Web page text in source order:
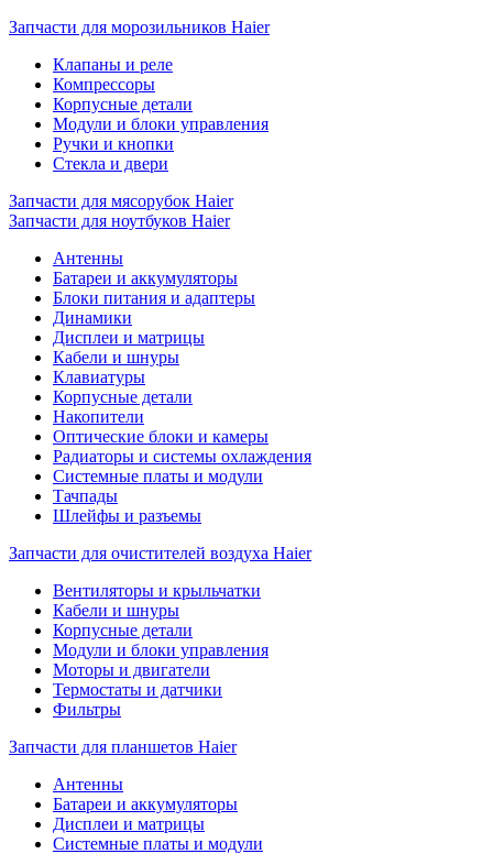
Запчасти для морозильников Haier
Клапаны и реле
Компрессоры
Корпусные детали
Модули и блоки управления
Ручки и кнопки
Стекла и двери
Запчасти для мясорубок Haier
Запчасти для ноутбуков Haier
Антенны
Батареи и аккумуляторы
Блоки питания и адаптеры
Динамики
Дисплеи и матрицы
Кабели и шнуры
Клавиатуры
Корпусные детали
Накопители
Оптические блоки и камеры
Радиаторы и системы охлаждения
Системные платы и модули
Тачпады
Шлейфы и разъемы
Запчасти для очистителей воздуха Haier
Вентиляторы и крыльчатки
Кабели и шнуры
Корпусные детали
Модули и блоки управления
Моторы и двигатели
Термостаты и датчики
Фильтры
Запчасти для планшетов Haier
Антенны
Батареи и аккумуляторы
Дисплеи и матрицы
Системные платы и модули